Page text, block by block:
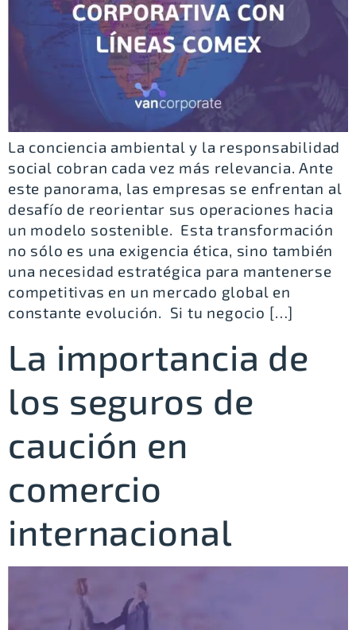
La conciencia ambiental y la responsabilidad
social cobran cada vez más relevancia. Ante
este panorama, las empresas se enfrentan al
desafío de reorientar sus operaciones hacia
un modelo sostenible. Esta transformación
no sólo es una exigencia ética, sino también
una necesidad estratégica para mantenerse
competitivas en un mercado global en
constante evolución. Si tu negocio […]
La importancia de
los seguros de
caución en
comercio
internacional